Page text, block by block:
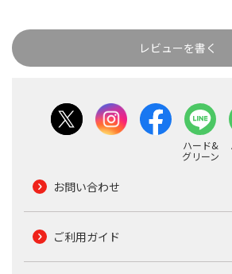
レビューを書く
ハード&
グリーン
お問い合わせ
ご利用ガイド